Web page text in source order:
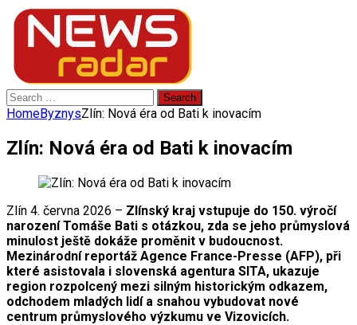
Search
for:
HomeByznysZlín: Nová éra od Bati k inovacím
Zlín: Nová éra od Bati k inovacím
Zlín 4. června 2026 – Zlínský kraj vstupuje do 150. výročí
narození Tomáše Bati s otázkou, zda se jeho průmyslová
minulost ještě dokáže proměnit v budoucnost.
Mezinárodní reportáž Agence France-Presse (AFP), při
které asistovala i slovenská agentura SITA, ukazuje
region rozpolcený mezi silným historickým odkazem,
odchodem mladých lidí a snahou vybudovat nové
centrum průmyslového výzkumu ve Vizovicích.